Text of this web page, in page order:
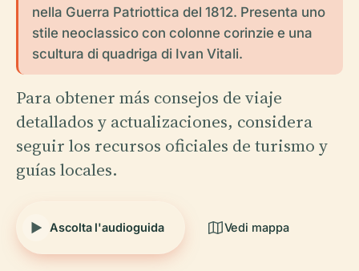
nella Guerra Patriottica del 1812. Presenta uno
stile neoclassico con colonne corinzie e una
scultura di quadriga di Ivan Vitali.
Para obtener más consejos de viaje
detallados y actualizaciones, considera
seguir los recursos oficiales de turismo y
guías locales.
Ascolta l'audioguida Vedi mappa